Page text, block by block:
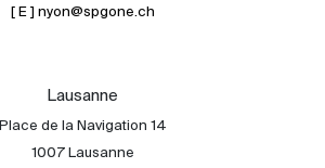
[ E ] nyon@spgone.ch
Lausanne
Place de la Navigation 14
1007 Lausanne